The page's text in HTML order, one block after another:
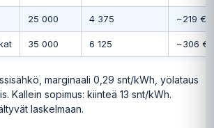
25 000 4 375 ~219 €
35 000 6 125 ~306 €
marginaali 0,29 snt/kWh, yölataus
Kallein sopimus: kiinteä 13 snt/kWh.
laskelmaan.